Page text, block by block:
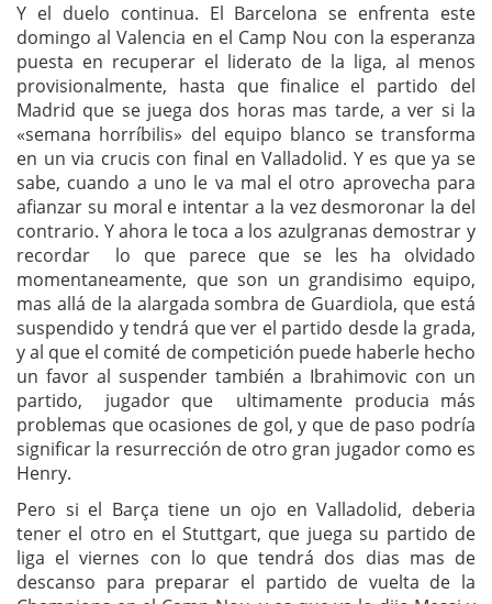
Y el duelo continua. El Barcelona se enfrenta este
domingo al Valencia en el Camp Nou con la esperanza
puesta en recuperar el liderato de la liga, al menos
provisionalmente, hasta que finalice el partido del
Madrid que se juega dos horas mas tarde, a ver si la
«semana horríbilis» del equipo blanco se transforma
en un via crucis con final en Valladolid. Y es que ya se
sabe, cuando a uno le va mal el otro aprovecha para
afianzar su moral e intentar a la vez desmoronar la del
contrario. Y ahora le toca a los azulgranas demostrar y
recordar lo que parece que se les ha olvidado
momentaneamente, que son un grandisimo equipo,
mas allá de la alargada sombra de Guardiola, que está
suspendido y tendrá que ver el partido desde la grada,
y al que el comité de competición puede haberle hecho
un favor al suspender también a Ibrahimovic con un
partido, jugador que ultimamente producia más
problemas que ocasiones de gol, y que de paso podría
significar la resurrección de otro gran jugador como es
Henry.
Pero si el Barça tiene un ojo en Valladolid, deberia
tener el otro en el Stuttgart, que juega su partido de
liga el viernes con lo que tendrá dos dias mas de
descanso para preparar el partido de vuelta de la